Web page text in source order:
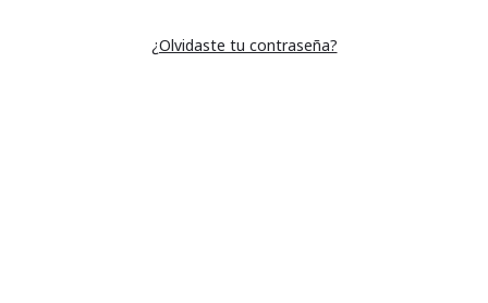
¿Olvidaste tu contraseña?